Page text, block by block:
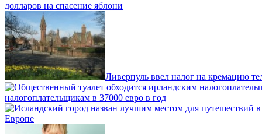
долларов на спасение яблони
Ливерпуль ввел налог на кремацию
налогоплательщикам в 37000 евро в год
Европе